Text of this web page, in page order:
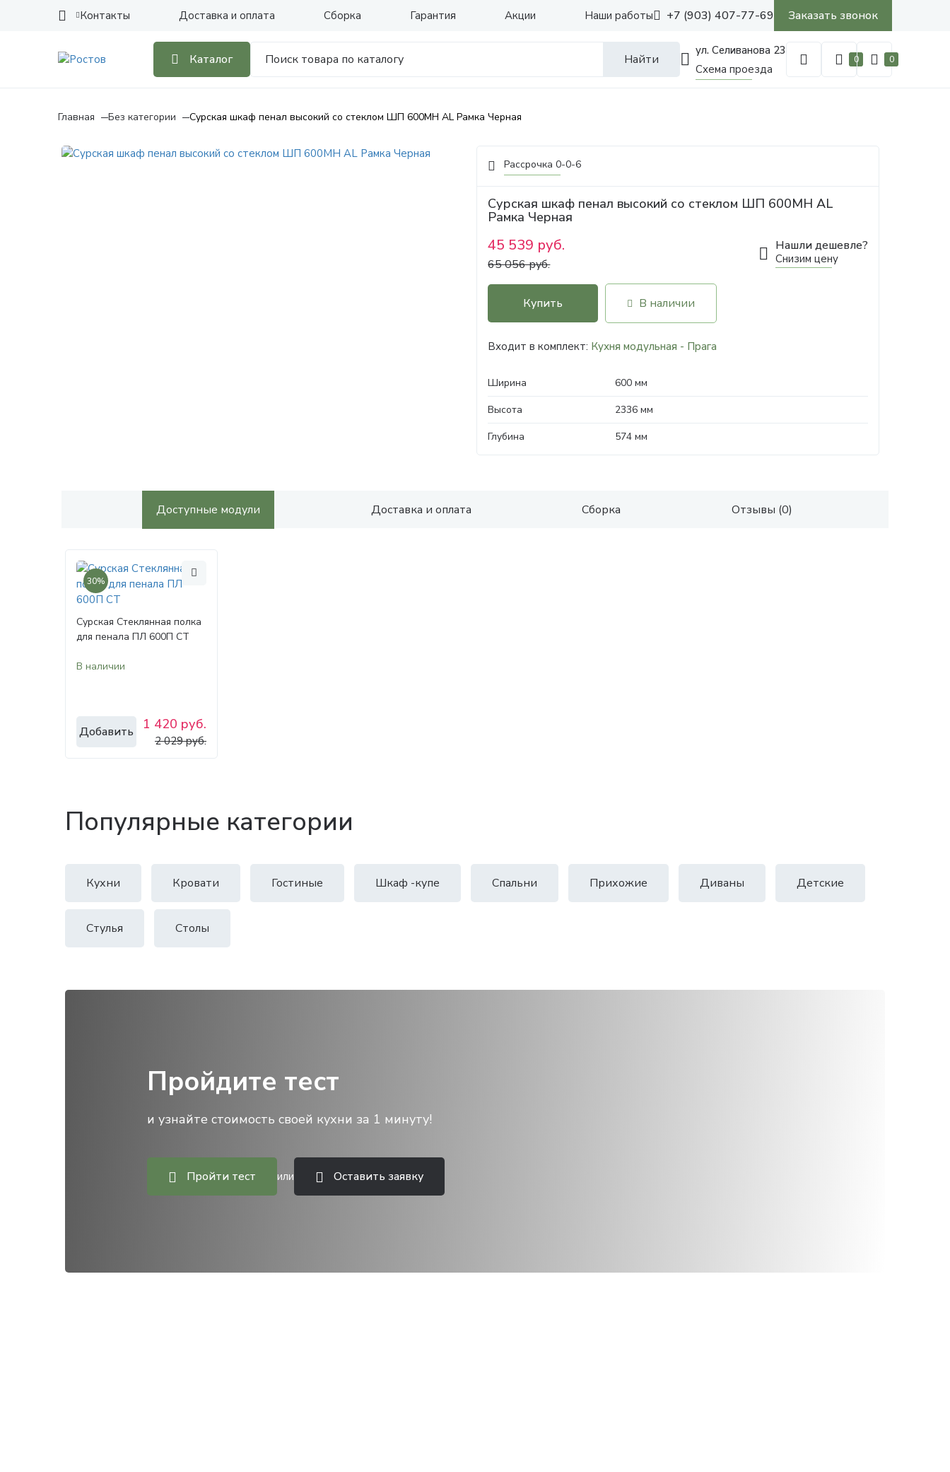
Контакты Доставка и оплата Сборка Гарантия Наши работы
Акции +7 (903) 407-77-69 Заказать звонок
Каталог Найти
ул. Селиванова 23
Схема проезда
0 0
Главная Без категории Сурская шкаф пенал высокий со стеклом ШП 600МН AL Рамка Черная
Рассрочка 0-0-6
Сурская шкаф пенал высокий со стеклом ШП 600МН AL
Рамка Черная
45 539 руб.
65 056 руб.
Нашли дешевле?
Снизим цену
Купить В наличии
Входит в комплект: Кухня модульная - Прага
Ширина
600 мм
Высота
2336 мм
Глубина
574 мм
Доступные модули Доставка и оплата Сборка Отзывы (0)
30%
Сурская Стеклянная полка
для пенала ПЛ 600П СТ
В наличии
Добавить 1 420 руб.
2 029 руб.
Популярные категории
Кухни Кровати Гостиные Шкаф -купе Спальни Прихожие Диваны Детские
Стулья Столы
Пройдите тест
и узнайте стоимость своей кухни за 1 минуту!
Пройти тест или Оставить заявку